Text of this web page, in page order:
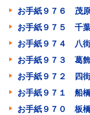
お手紙９７６ 茂
お手紙９７５ 千
お手紙９７４ 八
お手紙９７３ 葛
お手紙９７２ 四
お手紙９７１ 船
お手紙９７０ 板